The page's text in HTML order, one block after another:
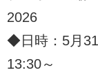
2026
◆日時：5月
13:30～